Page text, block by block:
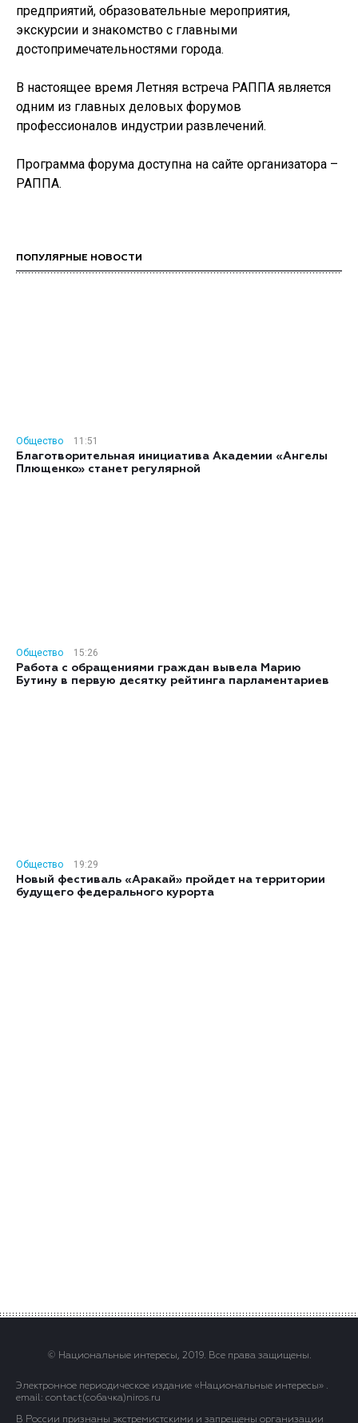
предприятий, образовательные мероприятия,
экскурсии и знакомство с главными
достопримечательностями города.
В настоящее время Летняя встреча РАППА является
одним из главных деловых форумов
профессионалов индустрии развлечений.
Программа форума доступна на сайте организатора –
РАППА.
ПОПУЛЯРНЫЕ НОВОСТИ
Общество
11:51
Благотворительная инициатива Академии «Ангелы
Плющенко» станет регулярной
Общество
15:26
Работа с обращениями граждан вывела Марию
Бутину в первую десятку рейтинга парламентариев
Общество
19:29
Новый фестиваль «Аракай» пройдет на территории
будущего федерального курорта
© Национальные интересы, 2019. Все права защищены.
Электронное периодическое издание «Национальные интересы» .
email: contact(сoбaчка)niros.ru
В России признаны экстремистскими и запрещены организации